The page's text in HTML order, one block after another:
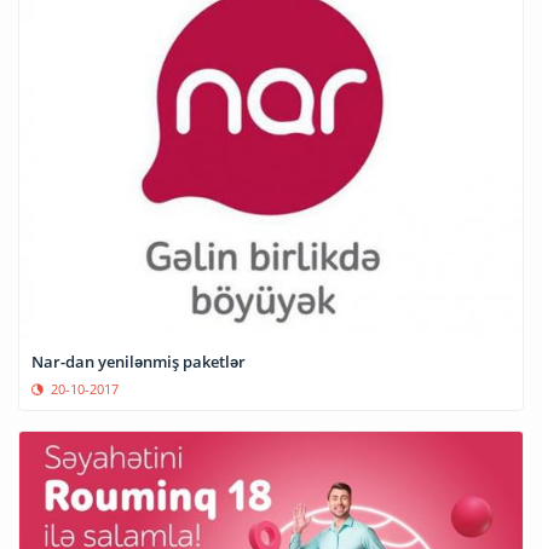
Nar-dan yenilənmiş paketlər
20-10-2017